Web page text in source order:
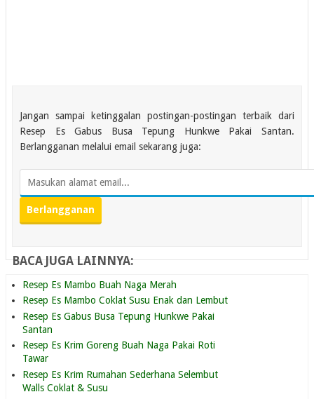
Jangan sampai ketinggalan postingan-postingan terbaik dari
Resep Es Gabus Busa Tepung Hunkwe Pakai Santan.
Berlangganan melalui email sekarang juga:
BACA JUGA LAINNYA:
Resep Es Mambo Buah Naga Merah
Resep Es Mambo Coklat Susu Enak dan Lembut
Resep Es Gabus Busa Tepung Hunkwe Pakai
Santan
Resep Es Krim Goreng Buah Naga Pakai Roti
Tawar
Resep Es Krim Rumahan Sederhana Selembut
Walls Coklat & Susu